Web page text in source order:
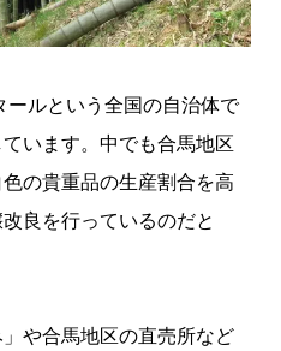
ルという全国の自治体で
います。中でも合馬地区
の貴重品の生産割合を高
良を行っているのだと
や合馬地区の直売所など